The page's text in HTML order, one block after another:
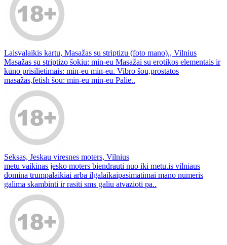
Laisvalaikis kartu, Masažas su striptizu (foto mano)., Vilnius
Masažas su striptizo šokiu: min-eu Masažai su erotikos elementais ir
kūno prisilietimais: min-eu min-eu. Vibro šou,prostatos
masažas,fetish šou: min-eu min-eu Palie..
Seksas, Jeskau viresnes moters, Vilnius
metu vaikinas jesko moters biendrauti nuo iki metu.is vilniaus
domina trumpalaikiai arba ilgalaikaipasimatimai mano numeris
galima skambinti ir rasiti sms galiu atvazioti pa..